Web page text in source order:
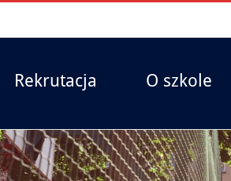
Rekrutacja O szkole